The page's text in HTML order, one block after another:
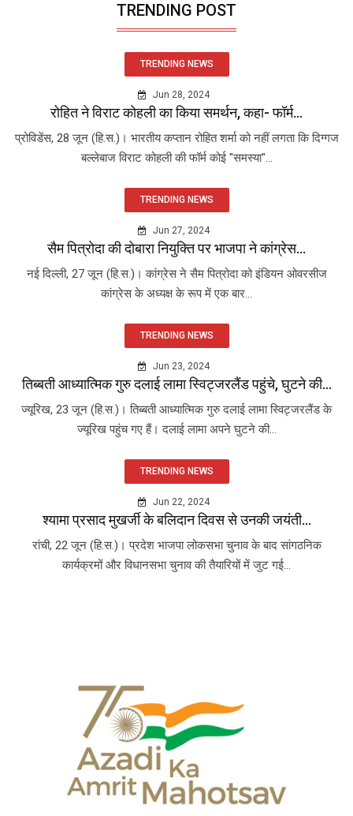
TRENDING POST
TRENDING NEWS
Jun 28, 2024
रोहित ने विराट कोहली का किया समर्थन, कहा- फॉर्म...
प्रोविडेंस, 28 जून (हि.स.)। भारतीय कप्तान रोहित शर्मा को नहीं लगता कि दिग्गज
बल्लेबाज विराट कोहली की फॉर्म कोई "समस्या"...
TRENDING NEWS
Jun 27, 2024
सैम पित्रोदा की दोबारा नियुक्ति पर भाजपा ने कांग्रेस...
नई दिल्ली, 27 जून (हि.स.)। कांग्रेस ने सैम पित्रोदा को इंडियन ओवरसीज
कांग्रेस के अध्यक्ष के रूप में एक बार...
TRENDING NEWS
Jun 23, 2024
तिब्बती आध्यात्मिक गुरु दलाई लामा स्विट्जरलैंड पहुंचे, घुटने की...
ज्यूरिख, 23 जून (हि.स.)। तिब्बती आध्यात्मिक गुरु दलाई लामा स्विट्जरलैंड के
ज्यूरिख पहुंच गए हैं। दलाई लामा अपने घुटने की...
TRENDING NEWS
Jun 22, 2024
श्यामा प्रसाद मुखर्जी के बलिदान दिवस से उनकी जयंती...
रांची, 22 जून (हि.स.)। प्रदेश भाजपा लोकसभा चुनाव के बाद सांगठनिक
कार्यक्रमों और विधानसभा चुनाव की तैयारियों में जुट गई...